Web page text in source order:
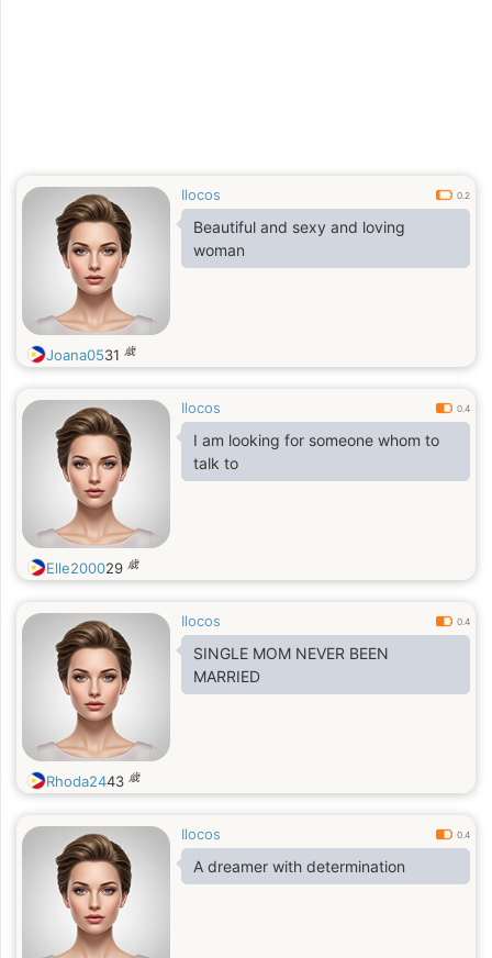
Ilocos 0.2
Beautiful and sexy and loving
woman
Joana0531 歳
Ilocos 0.4
I am looking for someone whom to
talk to
Elle200029 歳
Ilocos 0.4
SINGLE MOM NEVER BEEN
MARRIED
Rhoda2443 歳
Ilocos 0.4
A dreamer with determination